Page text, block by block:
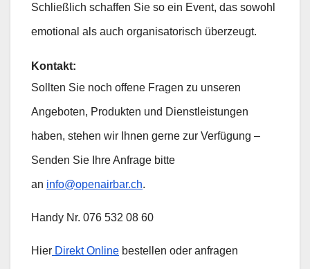
Schließlich schaffen Sie so ein Event, das sowohl
emotional als auch organisatorisch überzeugt.
Kontakt:
Sollten Sie noch offene Fragen zu unseren
Angeboten, Produkten und Dienstleistungen
haben, stehen wir Ihnen gerne zur Verfügung –
Senden Sie Ihre Anfrage bitte
an info@openairbar.ch.
Handy Nr. 076 532 08 60
Hier Direkt Online bestellen oder anfragen